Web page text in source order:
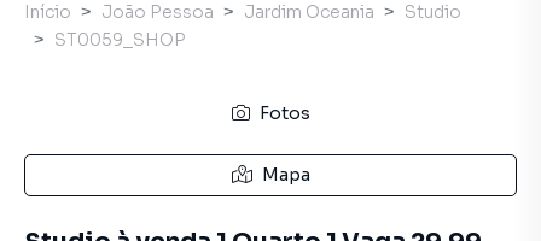
Início João Pessoa Jardim Oceania
Studio
ST0059_SHOP
Fotos
Mapa